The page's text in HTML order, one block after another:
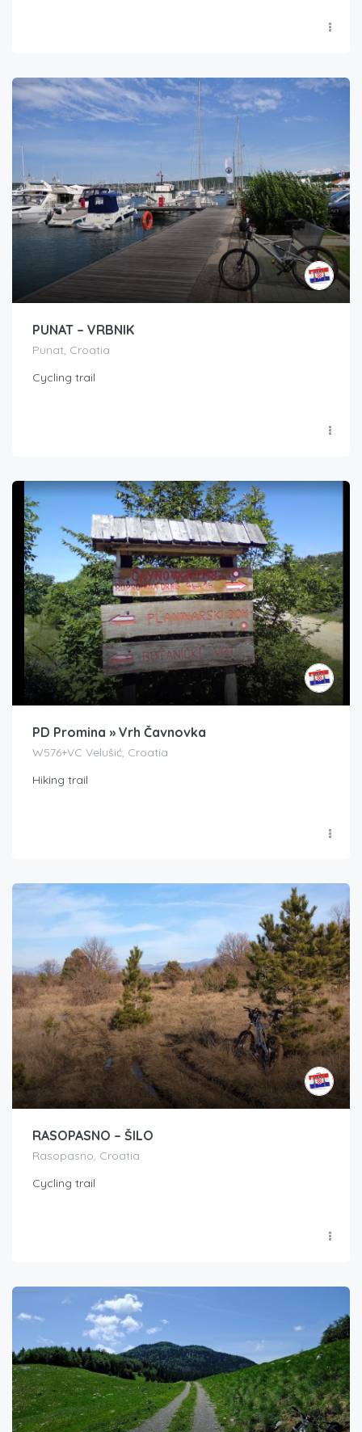
PUNAT – VRBNIK
Punat, Croatia
Cycling trail
PD Promina » Vrh Čavnovka
W576+VC Velušić, Croatia
Hiking trail
RASOPASNO – ŠILO
Rasopasno, Croatia
Cycling trail